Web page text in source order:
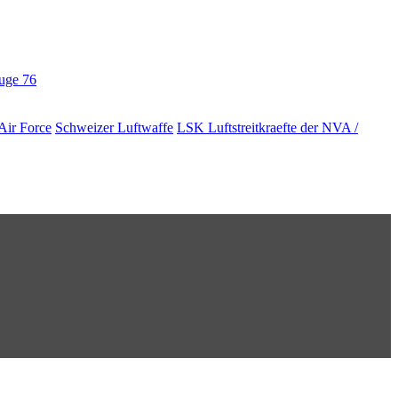
76
Force Schweizer Luftwaffe LSK Luftstreitkraefte der NVA /